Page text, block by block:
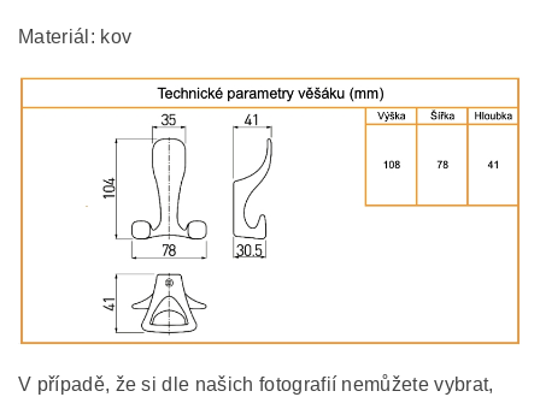
Materiál: kov
V případě, že si dle našich fotografií nemůžete vybrat,